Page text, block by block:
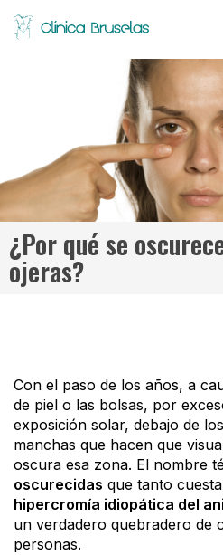
¿Por qué se
ojeras?
Con el paso de los años, a
de piel o las bolsas, por
exposición solar, debajo de
manchas que hacen que
oscura esa zona. El nombre
oscurecidas que tanto
hipercromía idiopática del
un verdadero quebradero de
personas.